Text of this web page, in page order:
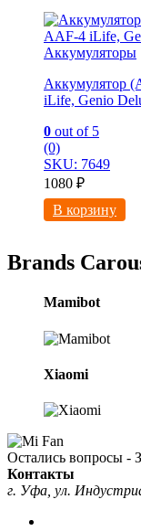
Аккумуляторы
Аккумулятор
iLife, Genio
0 out of 5
(0)
SKU: 7649
1080 ₽
В корзину
Brands
Mamibot
Xiaomi
Остались вопросы -
Контакты
г. Уфа, ул.